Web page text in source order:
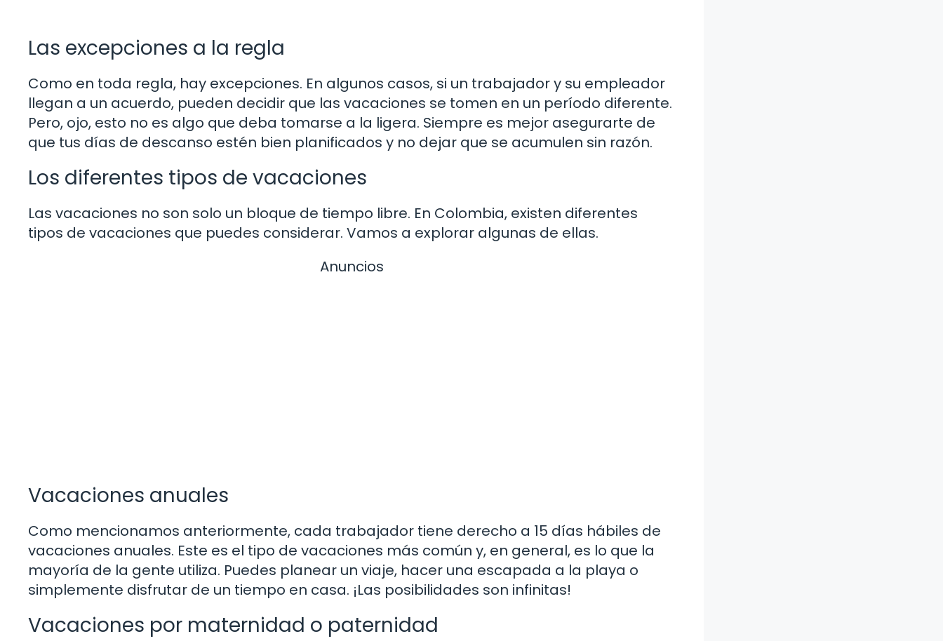
Las excepciones a la regla
Como en toda regla, hay excepciones. En algunos casos, si un trabajador y su empleador
llegan a un acuerdo, pueden decidir que las vacaciones se tomen en un período diferente.
Pero, ojo, esto no es algo que deba tomarse a la ligera. Siempre es mejor asegurarte de
que tus días de descanso estén bien planificados y no dejar que se acumulen sin razón.
Los diferentes tipos de vacaciones
Las vacaciones no son solo un bloque de tiempo libre. En Colombia, existen diferentes
tipos de vacaciones que puedes considerar. Vamos a explorar algunas de ellas.
Anuncios
Vacaciones anuales
Como mencionamos anteriormente, cada trabajador tiene derecho a 15 días hábiles de
vacaciones anuales. Este es el tipo de vacaciones más común y, en general, es lo que la
mayoría de la gente utiliza. Puedes planear un viaje, hacer una escapada a la playa o
simplemente disfrutar de un tiempo en casa. ¡Las posibilidades son infinitas!
Vacaciones por maternidad o paternidad